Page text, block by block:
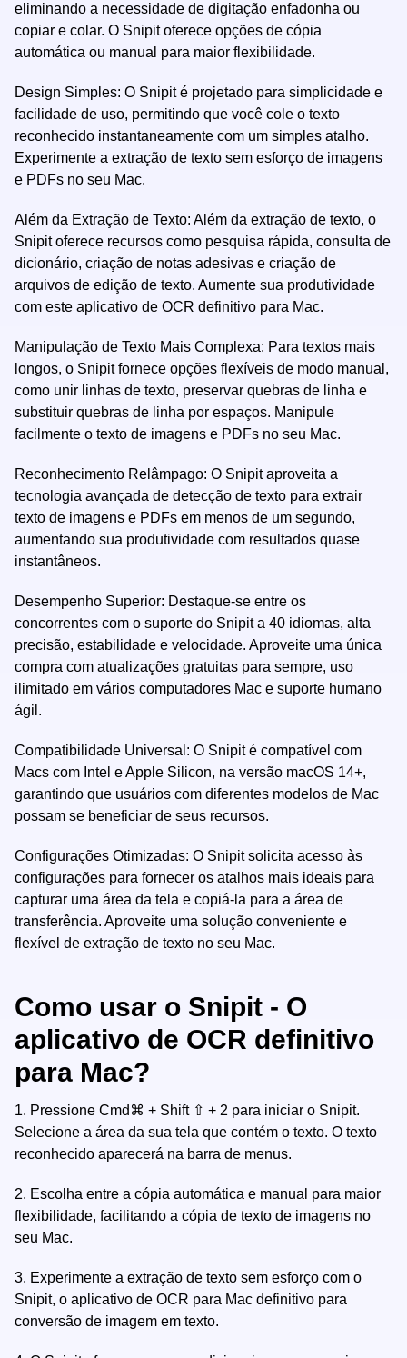
eliminando a necessidade de digitação enfadonha ou
copiar e colar. O Snipit oferece opções de cópia
automática ou manual para maior flexibilidade.
Design Simples: O Snipit é projetado para simplicidade e
facilidade de uso, permitindo que você cole o texto
reconhecido instantaneamente com um simples atalho.
Experimente a extração de texto sem esforço de imagens
e PDFs no seu Mac.
Além da Extração de Texto: Além da extração de texto, o
Snipit oferece recursos como pesquisa rápida, consulta de
dicionário, criação de notas adesivas e criação de
arquivos de edição de texto. Aumente sua produtividade
com este aplicativo de OCR definitivo para Mac.
Manipulação de Texto Mais Complexa: Para textos mais
longos, o Snipit fornece opções flexíveis de modo manual,
como unir linhas de texto, preservar quebras de linha e
substituir quebras de linha por espaços. Manipule
facilmente o texto de imagens e PDFs no seu Mac.
Reconhecimento Relâmpago: O Snipit aproveita a
tecnologia avançada de detecção de texto para extrair
texto de imagens e PDFs em menos de um segundo,
aumentando sua produtividade com resultados quase
instantâneos.
Desempenho Superior: Destaque-se entre os
concorrentes com o suporte do Snipit a 40 idiomas, alta
precisão, estabilidade e velocidade. Aproveite uma única
compra com atualizações gratuitas para sempre, uso
ilimitado em vários computadores Mac e suporte humano
ágil.
Compatibilidade Universal: O Snipit é compatível com
Macs com Intel e Apple Silicon, na versão macOS 14+,
garantindo que usuários com diferentes modelos de Mac
possam se beneficiar de seus recursos.
Configurações Otimizadas: O Snipit solicita acesso às
configurações para fornecer os atalhos mais ideais para
capturar uma área da tela e copiá-la para a área de
transferência. Aproveite uma solução conveniente e
flexível de extração de texto no seu Mac.
Como usar o Snipit - O
aplicativo de OCR definitivo
para Mac?
1. Pressione Cmd⌘ + Shift ⇧ + 2 para iniciar o Snipit.
Selecione a área da sua tela que contém o texto. O texto
reconhecido aparecerá na barra de menus.
2. Escolha entre a cópia automática e manual para maior
flexibilidade, facilitando a cópia de texto de imagens no
seu Mac.
3. Experimente a extração de texto sem esforço com o
Snipit, o aplicativo de OCR para Mac definitivo para
conversão de imagem em texto.